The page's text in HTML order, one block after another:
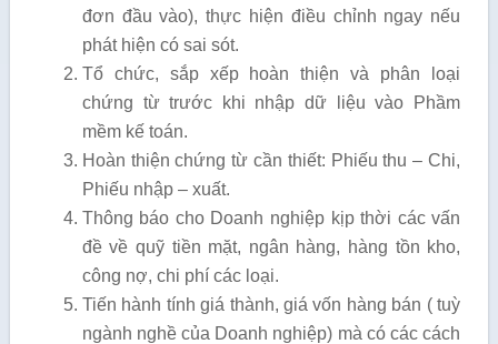
đơn đầu vào), thực hiện điều chỉnh ngay nếu
phát hiện có sai sót.
Tổ chức, sắp xếp hoàn thiện và phân loại
chứng từ trước khi nhập dữ liệu vào Phầm
mềm kế toán.
Hoàn thiện chứng từ cần thiết: Phiếu thu – Chi,
Phiếu nhập – xuất.
Thông báo cho Doanh nghiệp kịp thời các vấn
đề về quỹ tiền mặt, ngân hàng, hàng tồn kho,
công nợ, chi phí các loại.
Tiến hành tính giá thành, giá vốn hàng bán ( tuỳ
ngành nghề của Doanh nghiệp) mà có các cách